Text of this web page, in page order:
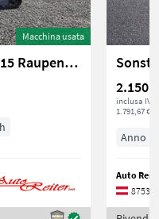
Macchina usata
Grizzly Sonstige Grizzly KME 15 Raupenbagger mit Kubota
2.150 €
inclusa IVA
1.791,67 €
Anno
Auto
8753